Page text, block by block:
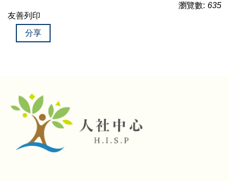
瀏覽數: 635
友善列印
分享